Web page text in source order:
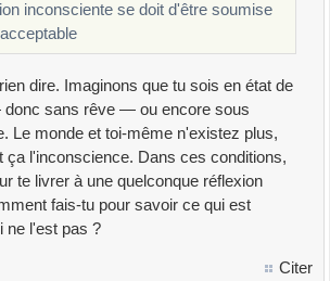
inconsciente se doit d'être soumise
dire. Imaginons que tu sois en état de
sans rêve — ou encore sous
Le monde et toi-même n'existez plus,
ça l'inconscience. Dans ces conditions,
te livrer à une quelconque réflexion
fais-tu pour savoir ce qui est
ne l'est pas ?
Citer